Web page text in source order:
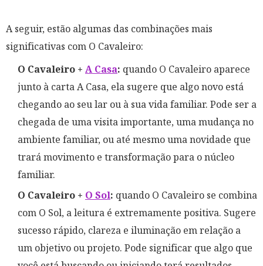
A seguir, estão algumas das combinações mais
significativas com O Cavaleiro:
O Cavaleiro + A Casa: quando O Cavaleiro aparece
junto à carta A Casa, ela sugere que algo novo está
chegando ao seu lar ou à sua vida familiar. Pode ser a
chegada de uma visita importante, uma mudança no
ambiente familiar, ou até mesmo uma novidade que
trará movimento e transformação para o núcleo
familiar.
O Cavaleiro + O Sol: quando O Cavaleiro se combina
com O Sol, a leitura é extremamente positiva. Sugere
sucesso rápido, clareza e iluminação em relação a
um objetivo ou projeto. Pode significar que algo que